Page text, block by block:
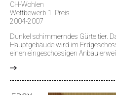
CH-Wohlen
Wettbewerb 1. Preis
2004-2007
Dunkel schimmerndes Gürteltier.
Hauptgebäude wird im
einen eingeschossigen Anbau